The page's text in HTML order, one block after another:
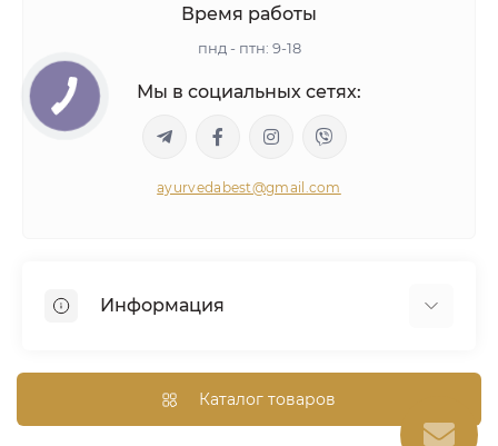
Время работы
пнд - птн: 9-18
Мы в социальных сетях:
ayurvedabest@gmail.com
Информация
Аюрведическая консультация
Оптом/Скидки
Каталог товаров